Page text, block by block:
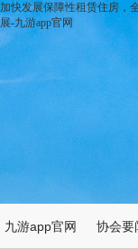
加快发展保障性租赁住房，
展-九游app官网
九游app官网 协会要